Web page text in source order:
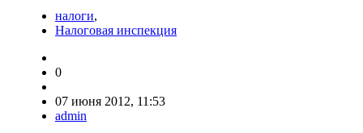
налоги,
Налоговая инспекция
0
07 июня 2012, 11:53
admin